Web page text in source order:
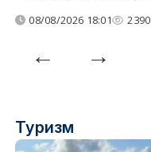
08/08/2026 18:01 2390
Туризм